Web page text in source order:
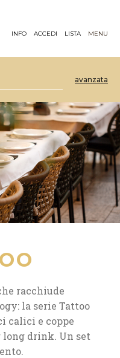
INFO ACCEDI LISTA MENU
avanzata
racchiude
la serie Tattoo
calici e coppe
long drink. Un set